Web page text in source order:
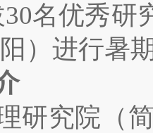
名优秀研
）进行暑
研究院（